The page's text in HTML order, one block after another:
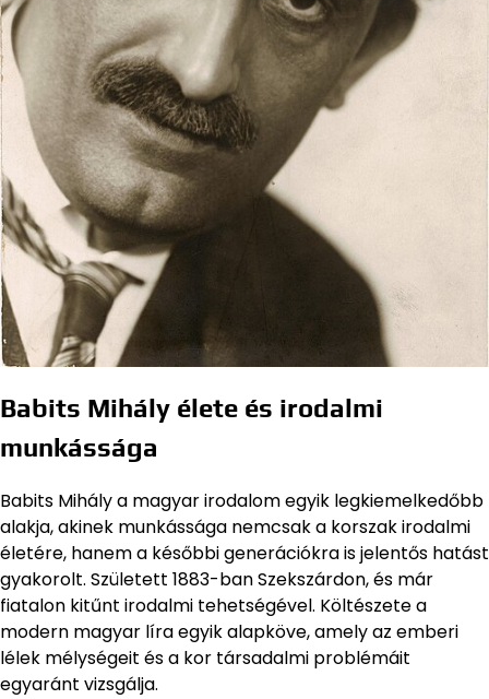
Babits Mihály élete és irodalmi
munkássága
Babits Mihály a magyar irodalom egyik legkiemelkedőbb
alakja, akinek munkássága nemcsak a korszak irodalmi
életére, hanem a későbbi generációkra is jelentős hatást
gyakorolt. Született 1883-ban Szekszárdon, és már
fiatalon kitűnt irodalmi tehetségével. Költészete a
modern magyar líra egyik alapköve, amely az emberi
lélek mélységeit és a kor társadalmi problémáit
egyaránt vizsgálja.